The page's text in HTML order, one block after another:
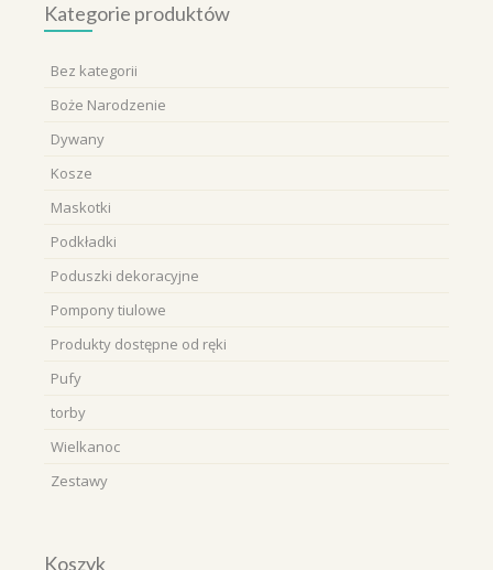
Kategorie produktów
Bez kategorii
Boże Narodzenie
Dywany
Kosze
Maskotki
Podkładki
Poduszki dekoracyjne
Pompony tiulowe
Produkty dostępne od ręki
Pufy
torby
Wielkanoc
Zestawy
Koszyk